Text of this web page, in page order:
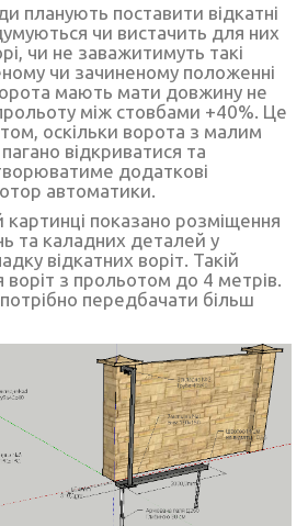
планують поставити відкатні
чи вистачить для них
чи не заважитимуть такі
чи зачиненому положенні
мають мати довжину не
між стовбами +40%. Це
оскільки ворота з малим
відкриватися та
додаткові
автоматики.
показано розміщення
та каладних деталей у
відкатних воріт. Такій
воріт з прольотом до 4 метрів.
передбачати більш